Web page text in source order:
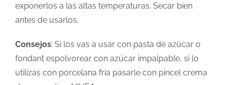
exponerlos a las altas temperaturas. Secar bien
antes de usarlos.
Consejos: Si los vas a usar con pasta de azúcar o
fondant espolvorear con azúcar impalpable, si lo
utilizas con porcelana fría pasarle con pincel crema